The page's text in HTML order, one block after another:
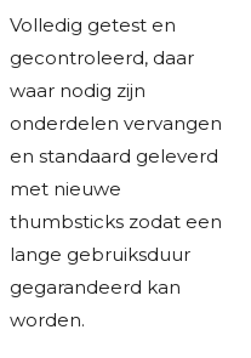
Volledig getest en
gecontroleerd, daar
waar nodig zijn
onderdelen vervangen
en standaard geleverd
met nieuwe
thumbsticks zodat een
lange gebruiksduur
gegarandeerd kan
worden.